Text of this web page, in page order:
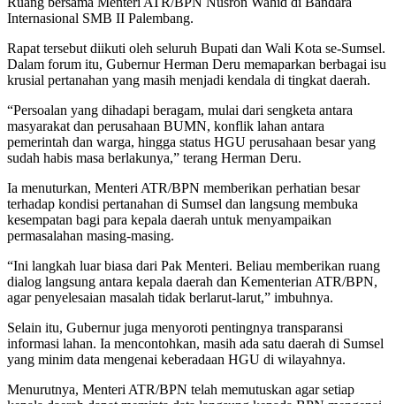
Internasional SMB II Palembang.
Rapat tersebut diikuti oleh seluruh Bupati dan Wali Kota se-Sumsel.
Dalam forum itu, Gubernur Herman Deru memaparkan berbagai isu
krusial pertanahan yang masih menjadi kendala di tingkat daerah.
“Persoalan yang dihadapi beragam, mulai dari sengketa antara
masyarakat dan perusahaan BUMN, konflik lahan antara
pemerintah dan warga, hingga status HGU perusahaan besar yang
sudah habis masa berlakunya,” terang Herman Deru.
Ia menuturkan, Menteri ATR/BPN memberikan perhatian besar
terhadap kondisi pertanahan di Sumsel dan langsung membuka
kesempatan bagi para kepala daerah untuk menyampaikan
permasalahan masing-masing.
“Ini langkah luar biasa dari Pak Menteri. Beliau memberikan ruang
dialog langsung antara kepala daerah dan Kementerian ATR/BPN,
agar penyelesaian masalah tidak berlarut-larut,” imbuhnya.
Selain itu, Gubernur juga menyoroti pentingnya transparansi
informasi lahan. Ia mencontohkan, masih ada satu daerah di Sumsel
yang minim data mengenai keberadaan HGU di wilayahnya.
Menurutnya, Menteri ATR/BPN telah memutuskan agar setiap